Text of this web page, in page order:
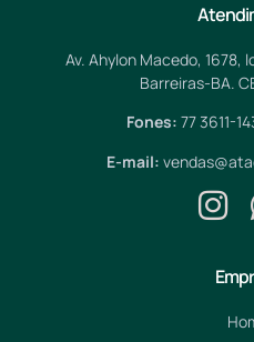
Av. Ahylon Macedo, 1678,
Barreiras-BA.
Fones: 77 3611-
E-mail: